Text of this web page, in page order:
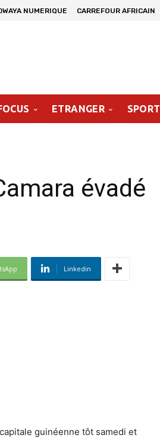
NUMERIQUE CARREFOUR AFRICAIN
ETRANGER SPORT
évadé
Linkedin
guinéenne tôt samedi et